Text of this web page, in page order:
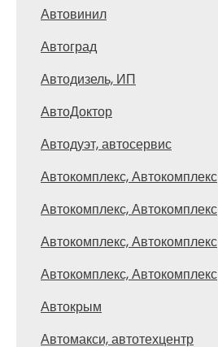
Автовинил
Автоград
Автодизель, ИП
АвтоДоктор
Автодуэт, автосервис
Автокомплекс, Автокомплекс
Автокомплекс, Автокомплекс
Автокомплекс, Автокомплекс
Автокомплекс, Автокомплекс
Автокрым
Автомакси, автотехцентр